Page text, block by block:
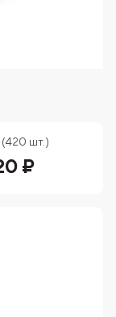
(420 шт.)
₽